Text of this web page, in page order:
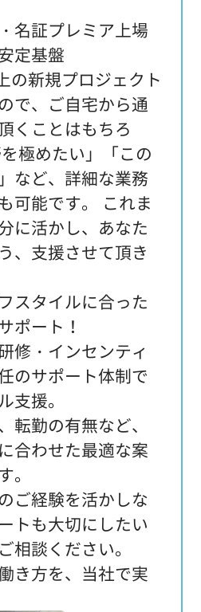
名証プレミア上場
定基盤
の新規プロジェクト
で、ご自宅から通
くことはもちろ
極めたい」「この
など、詳細な業務
可能です。 これま
に活かし、あなた
、支援させて頂き
スタイルに合った
ポート！
修・インセンティ
のサポート体制で
支援。
転勤の有無など、
合わせた最適な案
。
ご経験を活かしな
トも大切にしたい
相談ください。
き方を、当社で実